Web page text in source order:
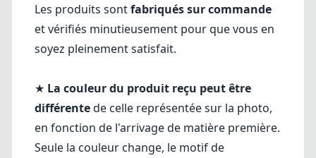
Les produits sontfabriqués sur commande
et vérifiés minutieusement pour que vous en
soyez pleinement satisfait.
★ La couleur du produit reçu peut être
différentede celle représentée sur la photo,
en fonction de l'arrivage de matière première.
Seule la couleur change, le motif de